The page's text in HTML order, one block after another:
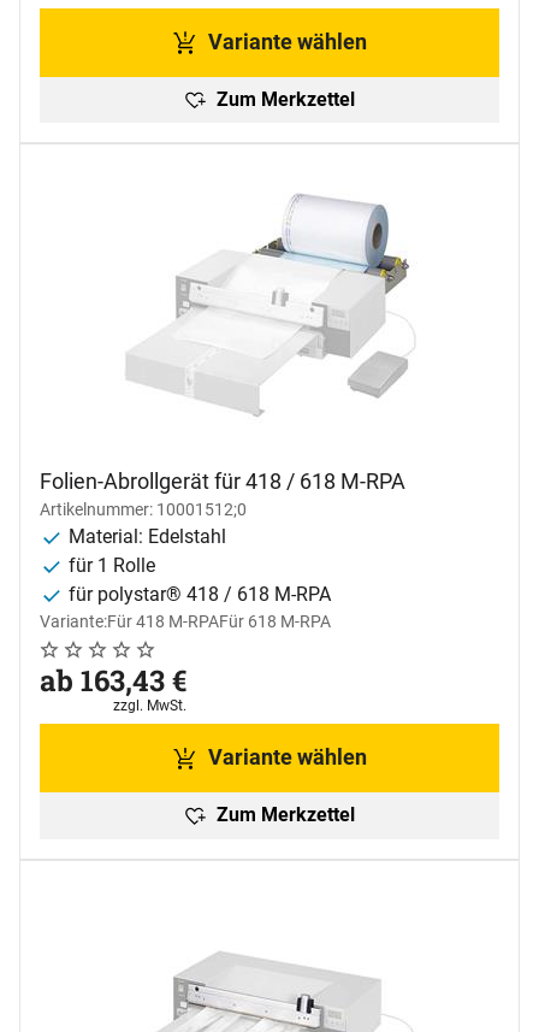
Variante wählen
Zum Merkzettel
Folien-Abrollgerät für 418 / 618 M-RPA
Artikelnummer: 10001512;0
Material: Edelstahl
für 1 Rolle
für polystar® 418 / 618 M-RPA
Variante:Für 418 M-RPAFür 618 M-RPA
Noch keine Bewertungen abgegeben
0 Bewertungen
ab:
ab 163,43€
Steuerhinweis:
zzgl. MwSt.
Variante wählen
Zum Merkzettel